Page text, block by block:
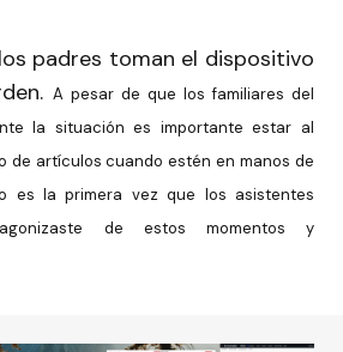
padres toman el dispositivo
A pesar de que los familiares del
la situaciónes importante estar al
de artículos cuandoestén en manos de
es la primera vez que los asistentes
de estos momentos y